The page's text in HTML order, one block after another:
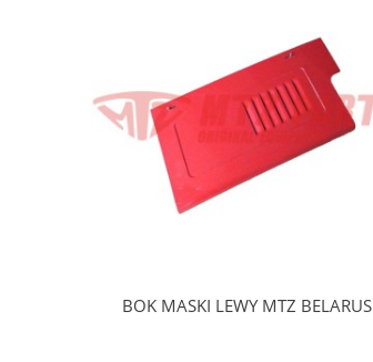
BOK MASKI LEWY MTZ BELARUS